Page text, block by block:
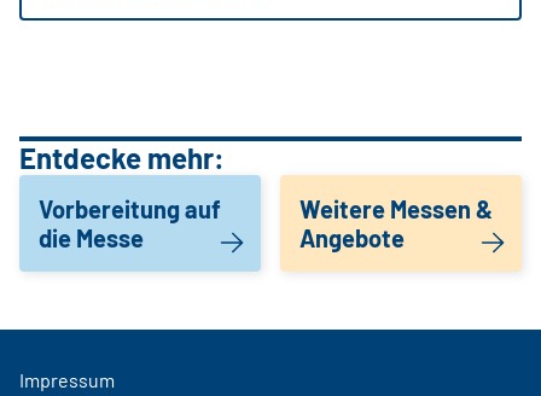
Entdecke mehr:
Vorbereitung auf
die Messe
Weitere Messen &
Angebote
Impressum